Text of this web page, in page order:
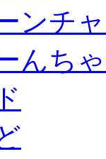
ンチ
んち